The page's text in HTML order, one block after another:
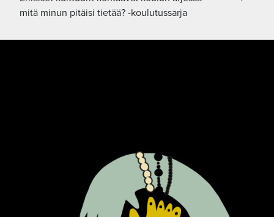
mitä minun pitäisi tietää? -koulutussarja